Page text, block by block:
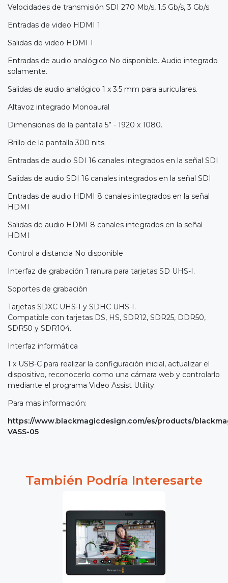
Velocidades de transmisión SDI 270 Mb/s, 1.5 Gb/s, 3 Gb/s
Entradas de video HDMI 1
Salidas de video HDMI 1
Entradas de audio analógico No disponible. Audio integrado
solamente.
Salidas de audio analógico 1 x 3.5 mm para auriculares.
Altavoz integrado Monoaural
Dimensiones de la pantalla 5” - 1920 x 1080.
Brillo de la pantalla 300 nits
Entradas de audio SDI 16 canales integrados en la señal SDI
Salidas de audio SDI 16 canales integrados en la señal SDI
Entradas de audio HDMI 8 canales integrados en la señal
HDMI
Salidas de audio HDMI 8 canales integrados en la señal
HDMI
Control a distancia No disponible
Interfaz de grabación 1 ranura para tarjetas SD UHS-I.
Soportes de grabación
Tarjetas SDXC UHS-I y SDHC UHS-I.
Compatible con tarjetas DS, HS, SDR12, SDR25, DDR50,
SDR50 y SDR104.
Interfaz informática
1 x USB-C para realizar la configuración inicial, actualizar el
dispositivo, reconocerlo como una cámara web y controlarlo
mediante el programa Video Assist Utility.
Para mas información:
https://www.blackmagicdesign.com/es/products/
VASS-05
También Podría Interesarte